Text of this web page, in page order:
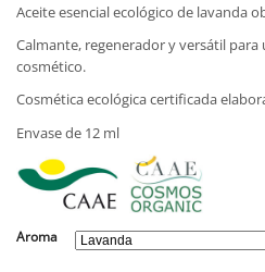
Aceite esencial ecológico de lavanda
Calmante, regenerador y versátil
cosmético.
Cosmética ecológica certificada
Envase de 12 ml
Aroma